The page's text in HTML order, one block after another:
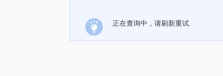
正在查询中，请刷新重试